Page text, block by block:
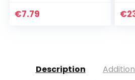
Handschoenen
€7.79 €
Description